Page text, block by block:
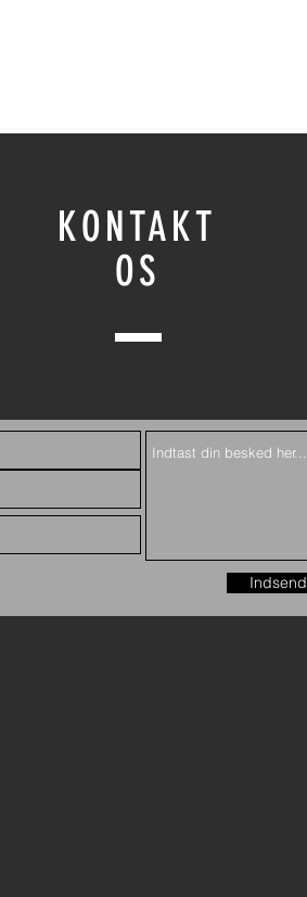
KONTAKT
OS
Indsend